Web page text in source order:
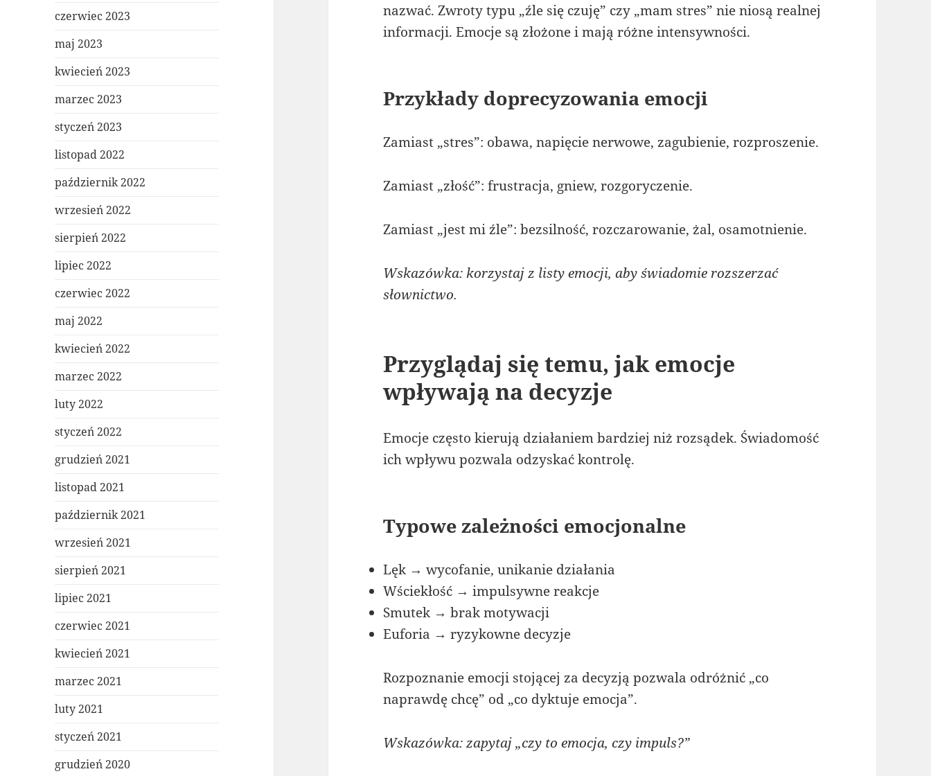
czerwiec 2023
maj 2023
kwiecień 2023
marzec 2023
styczeń 2023
listopad 2022
październik 2022
wrzesień 2022
sierpień 2022
lipiec 2022
czerwiec 2022
maj 2022
kwiecień 2022
marzec 2022
luty 2022
styczeń 2022
grudzień 2021
listopad 2021
październik 2021
wrzesień 2021
sierpień 2021
lipiec 2021
czerwiec 2021
kwiecień 2021
marzec 2021
luty 2021
styczeń 2021
grudzień 2020
nazwać. Zwroty typu „źle się czuję” czy „mam stres” nie niosą realnej
informacji. Emocje są złożone i mają różne intensywności.
Przykłady doprecyzowania emocji
Zamiast „stres”: obawa, napięcie nerwowe, zagubienie, rozproszenie.
Zamiast „złość”: frustracja, gniew, rozgoryczenie.
Zamiast „jest mi źle”: bezsilność, rozczarowanie, żal, osamotnienie.
Wskazówka: korzystaj z listy emocji, aby świadomie rozszerzać
słownictwo.
Przyglądaj się temu, jak emocje
wpływają na decyzje
Emocje często kierują działaniem bardziej niż rozsądek. Świadomość
ich wpływu pozwala odzyskać kontrolę.
Typowe zależności emocjonalne
Lęk → wycofanie, unikanie działania
Wściekłość → impulsywne reakcje
Smutek → brak motywacji
Euforia → ryzykowne decyzje
Rozpoznanie emocji stojącej za decyzją pozwala odróżnić „co
naprawdę chcę” od „co dyktuje emocja”.
Wskazówka: zapytaj „czy to emocja, czy impuls?”